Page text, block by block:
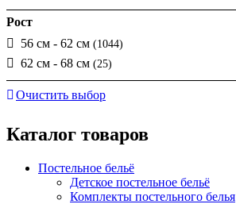
Рост
56 см - 62 см (1044)
62 см - 68 см (25)
Очистить выбор
Каталог товаров
Постельное бельё
Детское постельное бельё
Комплекты постельного белья